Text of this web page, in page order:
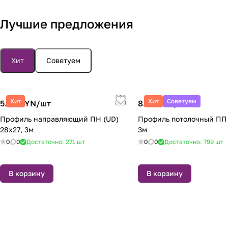
Лучшие предложения
Хит Советуем
Хит
5.37 BYN/шт
Профиль направляющий ПН (UD)
28х27, 3м
0 0 Достаточно: 271 шт
В корзину
Хит Советуем
8.19 BYN/шт
Профиль потолочный ПП
3м
0 0 Достаточно: 799 шт
В корзину